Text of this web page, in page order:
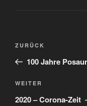
Vorheriger
Beitrag
ZURÜCK
100 Jahre
Nächster
Beitrag
WEITER
2020 – Corona-Zeit